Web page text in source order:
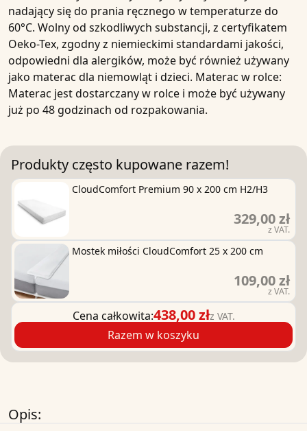
nadający się do prania ręcznego w temperaturze do
60°C. Wolny od szkodliwych substancji, z certyfikatem
Oeko-Tex, zgodny z niemieckimi standardami jakości,
odpowiedni dla alergików, może być również używany
jako materac dla niemowląt i dzieci. Materac w rolce:
Materac jest dostarczany w rolce i może być używany
już po 48 godzinach od rozpakowania.
Produkty często kupowane razem!
CloudComfort Premium 90 x 200 cm H2/H3
329,00 zł
z VAT.
Mostek miłości CloudComfort 25 x 200 cm
109,00 zł
z VAT.
Cena całkowita:438,00 złz VAT.
Razem w koszyku
Opis: